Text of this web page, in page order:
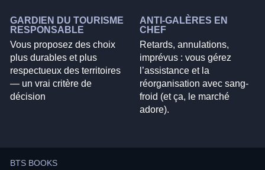
GARDIEN DU TOURISME
RESPONSABLE
Vous proposez des choix
plus durables et plus
respectueux des territoires
— un vrai critère de
décision
ANTI-GALÈRES EN
CHEF
Retards, annulations,
imprévus : vous gérez
l’assistance et la
réorganisation avec sang-
froid (et ça, le marché
adore).
BTS BOOKS